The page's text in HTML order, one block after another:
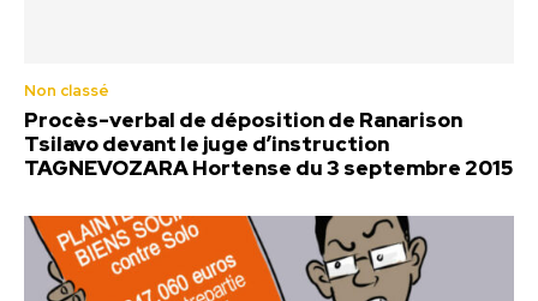
Non classé
Procès-verbal de déposition de Ranarison
Tsilavo devant le juge d’instruction
TAGNEVOZARA Hortense du 3 septembre 2015